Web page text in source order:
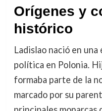
Orígenes y
histórico
Ladislao nació en
política en Polonia.
formaba parte de la
marcado por su